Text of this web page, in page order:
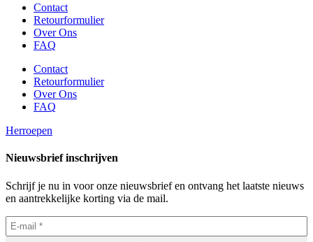
Contact
Retourformulier
Over Ons
FAQ
Contact
Retourformulier
Over Ons
FAQ
Herroepen
Nieuwsbrief inschrijven
Schrijf je nu in voor onze nieuwsbrief en ontvang het laatste nieuws
en aantrekkelijke korting via de mail.